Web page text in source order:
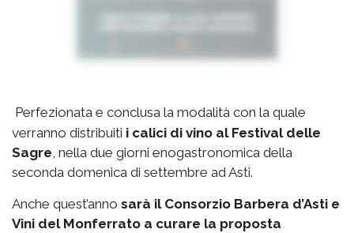
Perfezionata e conclusa la modalità con la quale
verranno distribuiti i calici di vino al Festival delle
Sagre, nella due giorni enogastronomica della
seconda domenica di settembre ad Asti.
Anche quest’anno sarà il Consorzio Barbera d’Asti e
Vini del Monferrato a curare la proposta